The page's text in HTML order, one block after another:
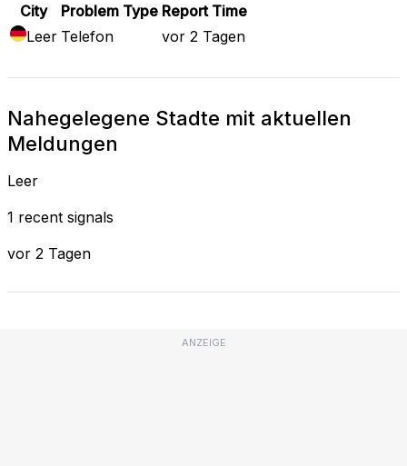
City Problem Type Report Time
Leer Telefon vor 2 Tagen
Nahegelegene Stadte mit aktuellen
Meldungen
Leer
1 recent signals
vor 2 Tagen
ANZEIGE